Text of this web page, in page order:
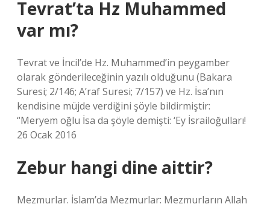
Tevrat’ta Hz Muhammed
var mı?
Tevrat ve İncil’de Hz. Muhammed’in peygamber
olarak gönderileceğinin yazılı olduğunu (Bakara
Suresi; 2/146; A’raf Suresi; 7/157) ve Hz. İsa’nın
kendisine müjde verdiğini şöyle bildirmiştir:
“Meryem oğlu İsa da şöyle demişti: ‘Ey İsrailoğulları!
26 Ocak 2016
Zebur hangi dine aittir?
Mezmurlar. İslam’da Mezmurlar: Mezmurların Allah